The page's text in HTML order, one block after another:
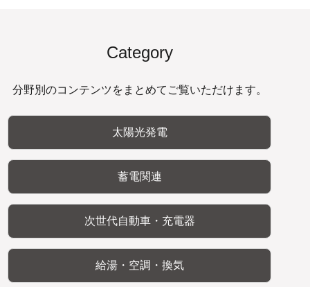
Category
分野別のコンテンツをまとめてご覧いただけます。
太陽光発電
蓄電関連
次世代自動車・充電器
給湯・空調・換気